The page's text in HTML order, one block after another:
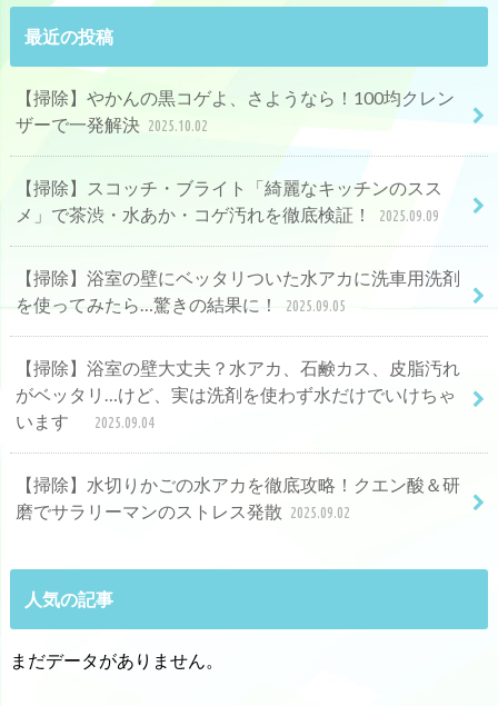
最近の投稿
【掃除】やかんの黒コゲよ、さようなら！100均クレン
ザーで一発解決 2025.10.02
【掃除】スコッチ・ブライト「綺麗なキッチンのスス
メ」で茶渋・水あか・コゲ汚れを徹底検証！
2025.09.09
【掃除】浴室の壁にベッタリついた水アカに洗車用洗剤
を使ってみたら…驚きの結果に！
2025.09.05
【掃除】浴室の壁大丈夫？水アカ、石鹸カス、皮脂汚れ
がベッタリ…けど、実は洗剤を使わず水だけでいけちゃ
います
2025.09.04
【掃除】水切りかごの水アカを徹底攻略！クエン酸＆研
磨でサラリーマンのストレス発散 2025.09.02
人気の記事
まだデータがありません。